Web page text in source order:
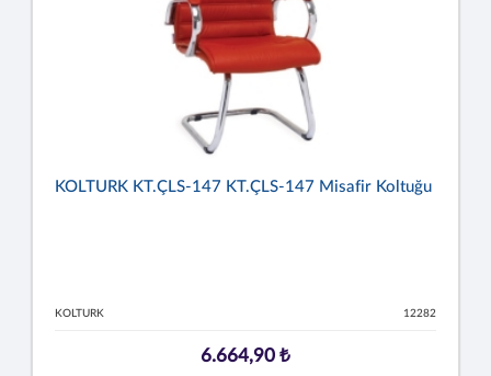
KOLTURK KT.ÇLS-147 KT.ÇLS-147 Misafir Koltuğu
KOLTURK 12282
6.664,90 ₺